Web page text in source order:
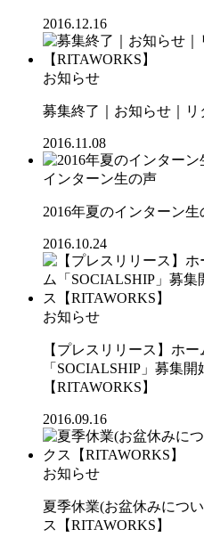
2016.12.16
お知らせ
募集終了｜お知らせ｜リ
2016.11.08
インターン生の声
2016年夏のインターン
2016.10.24
お知らせ
【プレスリリース】ホ
「SOCIALSHIP」募集
【RITAWORKS】
2016.09.16
お知らせ
夏季休業(お盆休みにつ
ス【RITAWORKS】